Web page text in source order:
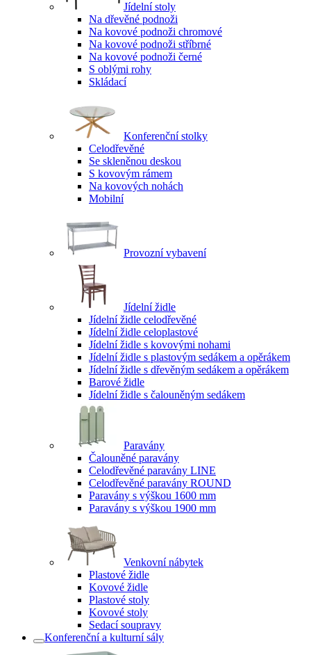
Jídelní stoly
Na dřevěné podnoži
Na kovové podnoži chromové
Na kovové podnoži stříbrné
Na kovové podnoži černé
S oblými rohy
Skládací
Konferenční stolky
Celodřevěné
Se skleněnou deskou
S kovovým rámem
Na kovových nohách
Mobilní
Provozní vybavení
Jídelní židle
Jídelní židle celodřevěné
Jídelní židle celoplastové
Jídelní židle s kovovými nohami
Jídelní židle s plastovým sedákem a opěrákem
Jídelní židle s dřevěným sedákem a opěrákem
Barové židle
Jídelní židle s čalouněným sedákem
Paravány
Čalouněné paravány
Celodřevěné paravány LINE
Celodřevěné paravány ROUND
Paravány s výškou 1600 mm
Paravány s výškou 1900 mm
Venkovní nábytek
Plastové židle
Kovové židle
Plastové stoly
Kovové stoly
Sedací soupravy
Konferenční a kulturní sály